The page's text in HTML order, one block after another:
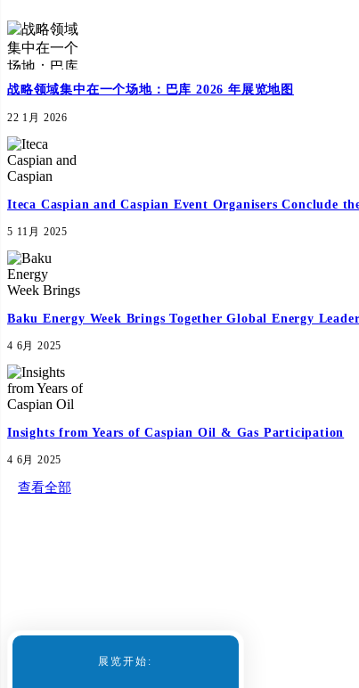
战略领域集中在一个场地：巴库 2026 年展览地图
22 1月 2026
Iteca Caspian and Caspian Event Organisers Conclude
5 11月 2025
Baku Energy Week Brings Together Global Energy
4 6月 2025
Insights from Years of Caspian Oil & Gas Participation
4 6月 2025
查看全部
展览开始: